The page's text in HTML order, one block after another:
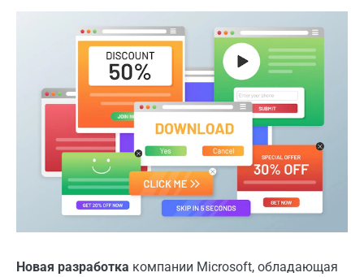
Новая разработка компании Microsoft, обладающая